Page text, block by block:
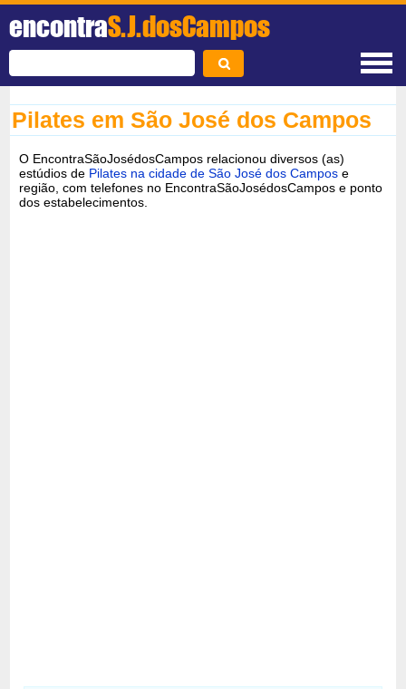
encontraS.J.dosCampos
Pilates em São José dos Campos
O EncontraSãoJosédosCampos relacionou diversos (as)
estúdios de Pilates na cidade de São José dos Campos e
região, com telefones no EncontraSãoJosédosCampos e ponto
dos estabelecimentos.